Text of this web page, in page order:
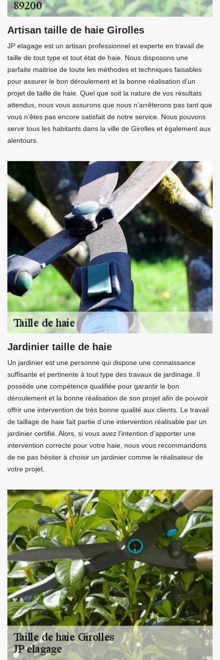
Artisan taille de haie Girolles
JP elagage est un artisan professionnel et experte en travail de
taille de tout type et tout état de haie. Nous disposons une
parfaite maitrise de toute les méthodes et techniques faisables
pour assurer le bon déroulement et la bonne réalisation d’un
projet de taille de haie. Quel que soit la nature de vos résultats
attendus, nous vous assurons que nous n’arrêterons pas tant que
vous n’êtes pas encore satisfait de notre service. Nous pouvons
servir tous les habitants dans la ville de Girolles et également aux
alentours.
Jardinier taille de haie
Un jardinier est une personne qui dispose une connaissance
suffisante et pertinente à tout type des travaux de jardinage. Il
possède une compétence qualifiée pour garantir le bon
déroulement et la bonne réalisation de son projet afin de pouvoir
offrir une intervention de très bonne qualité aux clients. Le travail
de taillage de haie fait partie d’une intervention réalisable par un
jardinier certifié. Alors, si vous avez l’intention d’apporter une
intervention correcte pour votre haie, nous vous recommandons
de ne pas hésiter à choisir un jardinier comme le réalisateur de
votre projet.